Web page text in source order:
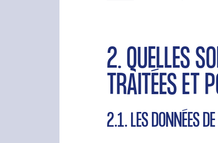
2. QUELLES
TRAITÉES ET
2.1. LES DONNÉES